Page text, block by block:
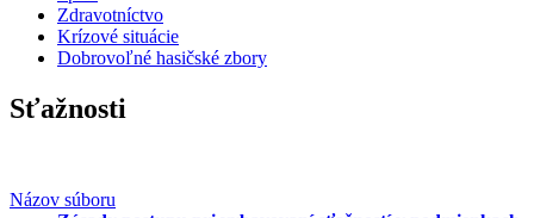
Zdravotníctvo
Krízové situácie
Dobrovoľné hasičské zbory
Sťažnosti
Názov súboru